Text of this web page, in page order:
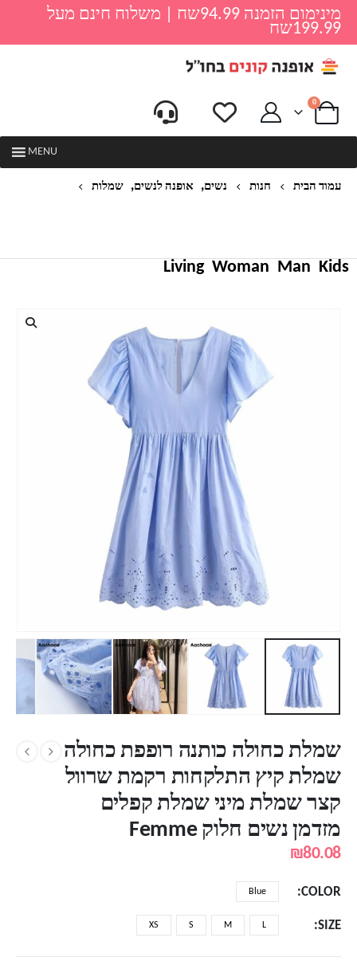
מינימום הזמנה 94.99שח | משלוח חינם מעל
199.99שח
0
MENU
עמוד הבית חנות נשים, אופנה לנשים, שמלות
Kids
Man
Woman
Living
שמלת כחולה כותנה רופפת כחולה
שמלת קיץ התלקחות רקמת שרוול
קצר שמלת מיני שמלת קפלים
מזדמן נשים חלוק Femme
₪80.08
COLOR
Blue
SIZE
L
M
S
XS